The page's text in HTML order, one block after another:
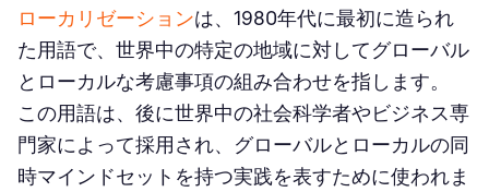
ローカリゼーションは、1980年代に最初に造られ
た用語で、世界中の特定の地域に対してグローバル
とローカルな考慮事項の組み合わせを指します。
この用語は、後に世界中の社会科学者やビジネス専
門家によって採用され、グローバルとローカルの同
時マインドセットを持つ実践を表すために使われま